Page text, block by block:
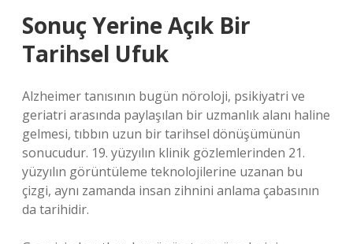
Sonuç Yerine Açık Bir
Tarihsel Ufuk
Alzheimer tanısının bugün nöroloji, psikiyatri ve
geriatri arasında paylaşılan bir uzmanlık alanı haline
gelmesi, tıbbın uzun bir tarihsel dönüşümünün
sonucudur. 19. yüzyılın klinik gözlemlerinden 21.
yüzyılın görüntüleme teknolojilerine uzanan bu
çizgi, aynı zamanda insan zihnini anlama çabasının
da tarihidir.